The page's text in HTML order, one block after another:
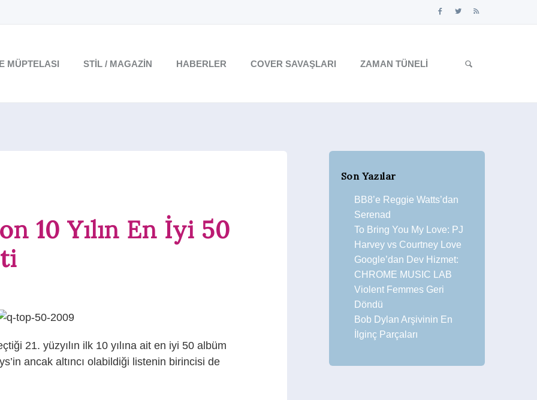
MÜPTELASI STIL / MAGAZIN HABERLER COVER SAVAŞLARI ZAMAN TÜNELI
10 Yılın En İyi 50
21. yüzyılın ilk 10 yılına ait en iyi 50 albüm
ancak altıncı olabildiği listenin birincisi de
Son Yazılar
BB8’e Reggie Watts’dan
Serenad
To Bring You My Love: PJ
Harvey vs Courtney Love
Google’dan Dev Hizmet:
CHROME MUSIC LAB
Violent Femmes Geri
Döndü
Bob Dylan Arşivinin En
İlginç Parçaları